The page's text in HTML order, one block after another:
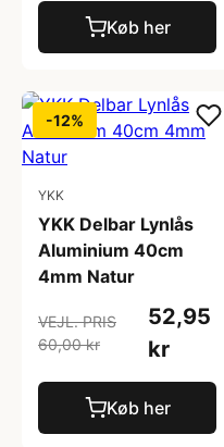
Køb her
-12%
YKK
YKK Delbar Lynlås
Aluminium 40cm
4mm Natur
VEJL. PRIS
60,00 kr
52,95
kr
Køb her